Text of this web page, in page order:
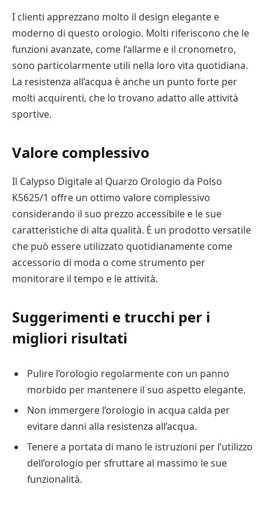
I clienti apprezzano molto il design elegante e
moderno di questo orologio. Molti riferiscono che le
funzioni avanzate, come l’allarme e il cronometro,
sono particolarmente utili nella loro vita quotidiana.
La resistenza all’acqua è anche un punto forte per
molti acquirenti, che lo trovano adatto alle attività
sportive.
Valore complessivo
Il Calypso Digitale al Quarzo Orologio da Polso
K5625/1 offre un ottimo valore complessivo
considerando il suo prezzo accessibile e le sue
caratteristiche di alta qualità. È un prodotto versatile
che può essere utilizzato quotidianamente come
accessorio di moda o come strumento per
monitorare il tempo e le attività.
Suggerimenti e trucchi per i
migliori risultati
Pulire l’orologio regolarmente con un panno
morbido per mantenere il suo aspetto elegante.
Non immergere l’orologio in acqua calda per
evitare danni alla resistenza all’acqua.
Tenere a portata di mano le istruzioni per l’utilizzo
dell’orologio per sfruttare al massimo le sue
funzionalità.